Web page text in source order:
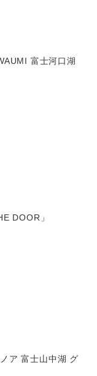
富士河口湖
DOOR」
ア 富士山中湖 グ